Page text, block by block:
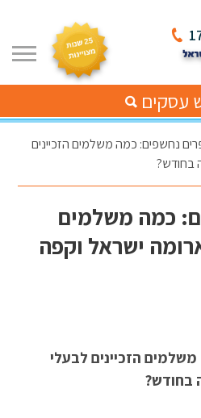
עסקים
נחשפים: כמה משלמים הזכיינים
בחודש?
כמה משלמים
ישראל וקפה
הזכיינים לבעלי
בחודש?